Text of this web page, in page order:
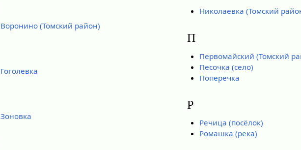
Воронино (Томский район)
Гоголевка
Зоновка
Николаевка (Томский
П
Первомайский (Томский
Песочка (село)
Поперечка
Р
Речица (посёлок)
Ромашка (река)